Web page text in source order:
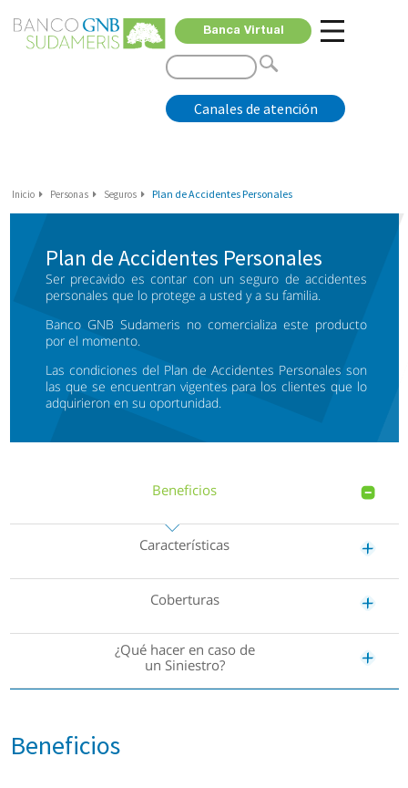
Canales de atención
Banca Virtual
Inicio Personas Seguros Plan de Accidentes Personales
Plan de Accidentes Personales
Ser precavido es contar con un seguro de accidentes
personales que lo protege a usted y a su familia.
Banco GNB Sudameris no comercializa este producto
por el momento.
Las condiciones del Plan de Accidentes Personales son
las que se encuentran vigentes para los clientes que lo
adquirieron en su oportunidad.
Beneficios
Características
Coberturas
¿Qué hacer en caso de
un Siniestro?
Beneficios